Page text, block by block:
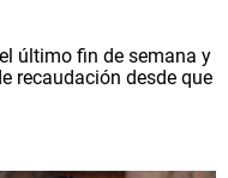
último fin de semana y
recaudación desde que